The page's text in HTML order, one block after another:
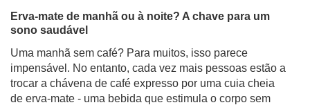
Erva-mate de manhã ou à noite? A chave para um
sono saudável
Uma manhã sem café? Para muitos, isso parece
impensável. No entanto, cada vez mais pessoas estão a
trocar a chávena de café expresso por uma cuia cheia
de erva-mate - uma bebida que estimula o corpo sem